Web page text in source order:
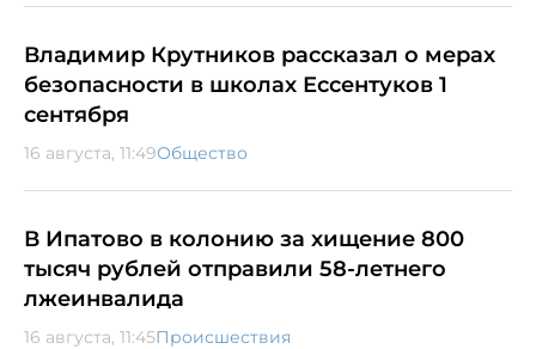
Владимир Крутников рассказал о мерах
безопасности в школах Ессентуков 1
сентября
16 августа, 11:49Общество
В Ипатово в колонию за хищение 800
тысяч рублей отправили 58-летнего
лжеинвалида
16 августа, 11:45Происшествия